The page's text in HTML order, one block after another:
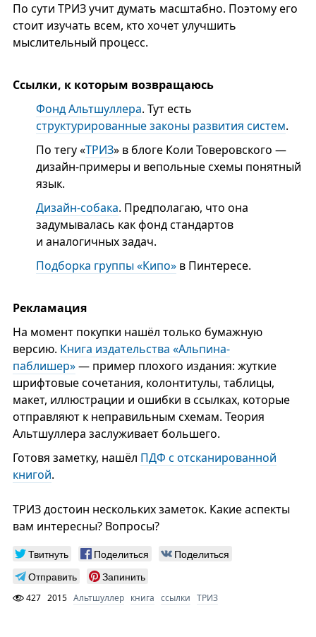
По сути ТРИЗ учит думать масштабно. Поэтому его
стоит изучать всем, кто хочет улучшить
мыслительный процесс.
Ссылки, к которым возвращаюсь
Фонд Альтшуллера. Тут есть
структурированные законы развития систем.
По тегу «ТРИЗ» в блоге Коли Товеровского —
дизайн-примеры и вепольные схемы понятный
язык.
Дизайн-собака. Предполагаю, что она
задумывалась как фонд стандартов
и аналогичных задач.
Подборка группы «Кипо»в Пинтересе.
Рекламация
На момент покупки нашёл только бумажную
версию. Книга издательства «Альпина-
паблишер»— пример плохого издания: жуткие
шрифтовые сочетания, колонтитулы, таблицы,
макет, иллюстрации и ошибки в ссылках, которые
отправляют к неправильным схемам. Теория
Альтшуллера заслуживает большего.
Готовя заметку, нашёл ПДФ с отсканированной
книгой.
ТРИЗ достоин нескольких заметок. Какие аспекты
вам интересны? Вопросы?
Твитнуть Поделиться
Поделиться
Отправить
Запинить
427 2015 Альтшуллер книга ссылки ТРИЗ